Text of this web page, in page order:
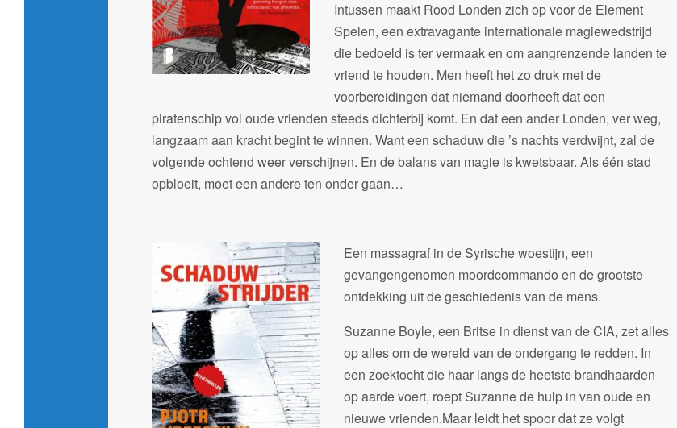
Intussen maakt Rood Londen zich op voor de Element
Spelen, een extravagante internationale magiewedstrijd
die bedoeld is ter vermaak en om aangrenzende landen te
vriend te houden. Men heeft het zo druk met de
voorbereidingen dat niemand doorheeft dat een
piratenschip vol oude vrienden steeds dichterbij komt. En dat een ander Londen, ver weg,
langzaam aan kracht begint te winnen. Want een schaduw die ’s nachts verdwijnt, zal de
volgende ochtend weer verschijnen. En de balans van magie is kwetsbaar. Als één stad
opbloeit, moet een andere ten onder gaan…
Een massagraf in de Syrische woestijn, een
gevangengenomen moordcommando en de grootste
ontdekking uit de geschiedenis van de mens.
Suzanne Boyle, een Britse in dienst van de CIA, zet alles
op alles om de wereld van de ondergang te redden. In
een zoektocht die haar langs de heetste brandhaarden
op aarde voert, roept Suzanne de hulp in van oude en
nieuwe vrienden.Maar leidt het spoor dat ze volgt